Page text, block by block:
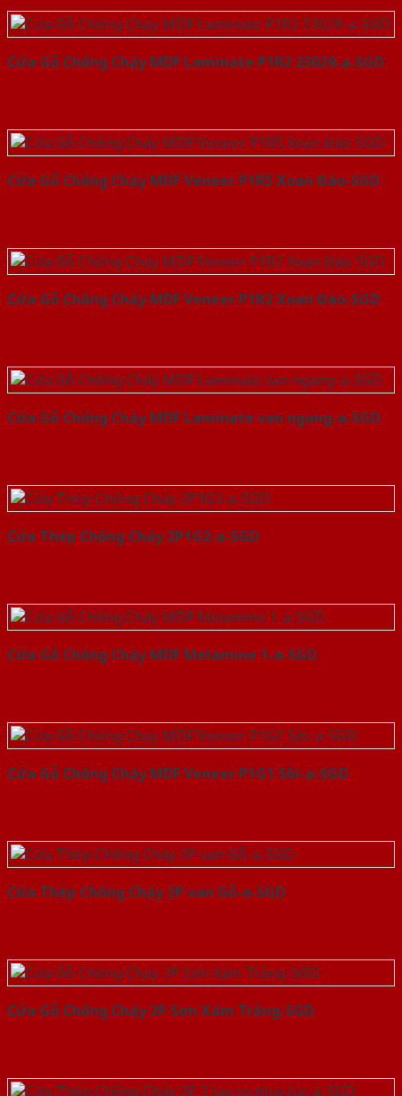
Cửa Gỗ Chống Cháy MDF Laminate P1R2 23029-a-SGD
Cửa Gỗ Chống Cháy MDF Veneer P1R5 Xoan Đào-SGD
Cửa Gỗ Chống Cháy MDF Veneer P1R2 Xoan Đào-SGD
Cửa Gỗ Chống Cháy MDF Laminate van ngang-a-SGD
Cửa Thép Chống Cháy 2P1G2-a-SGD
Cửa Gỗ Chống Cháy MDF Melamine 1-a-SGD
Cửa Gỗ Chống Cháy MDF Veneer P1G1 Sồi-a-SGD
Cửa Thép Chống Cháy 2P van Gỗ-a-SGD
Cửa Gỗ Chống Cháy 2P Sơn Xám Trắng-SGD